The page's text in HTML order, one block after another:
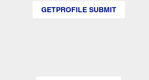
GETPROFILE SUBMIT